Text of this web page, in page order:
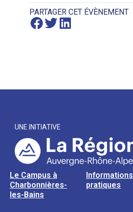
PARTAGER CET ÉVÈNEMENT
UNE INITIATIVE
Le Campus à
Charbonnières-
les-Bains
Informations
pratiques